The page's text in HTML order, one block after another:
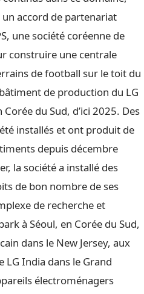
un accord de partenariat
une société coréenne de
construire une centrale
de football sur le toit du
de production du LG
du Sud, d’ici 2025. Des
installés et ont produit de
depuis décembre
la société a installé des
de bon nombre de ses
de recherche et
à Séoul, en Corée du Sud,
dans le New Jersey, aux
LG India dans le Grand
électroménagers